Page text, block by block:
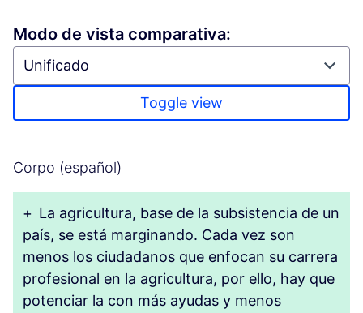
Modo de vista comparativa:
Toggle view
Corpo (español)
+ La agricultura, base de la subsistencia de un
país, se está marginando. Cada vez son
menos los ciudadanos que enfocan su carrera
profesional en la agricultura, por ello, hay que
potenciar la con más ayudas y menos